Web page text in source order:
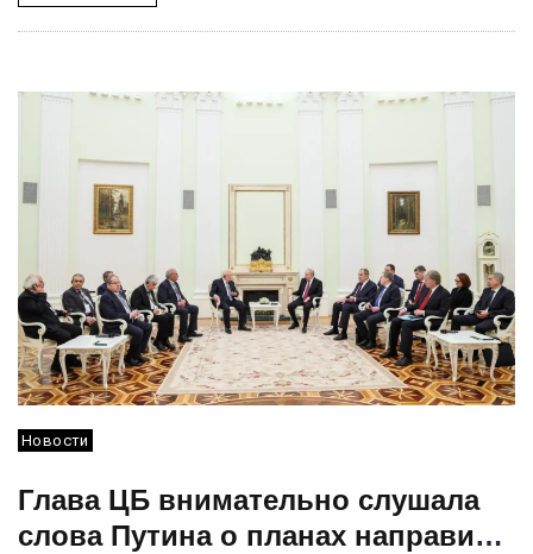
Новости
Глава ЦБ внимательно слушала
слова Путина о планах направить